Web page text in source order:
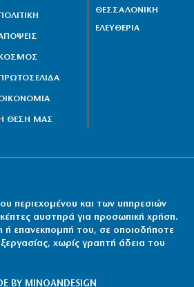
ΘΕΣΗ ΜΑΣ
ΘΕΣΣΑΛΟΝΙΚΗ
ΕΛΕΥΘΕΡΙΑ
περιεχομένου και των υπηρεσιών
αυστηρά για προσωπική χρήση.
ή επανεκπομπή του, σε οποιοδήποτε
χωρίς γραπτή άδεια του
BY MINOANDESIGN